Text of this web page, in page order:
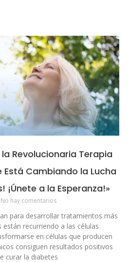
Revolucionaria Terapia
Está Cambiando la Lucha
a la Esperanza!»
No hay comentarios
para desarrollar tratamientos más
recurriendo a las células
en células que producen
consiguen resultados positivos
curar la diabetes